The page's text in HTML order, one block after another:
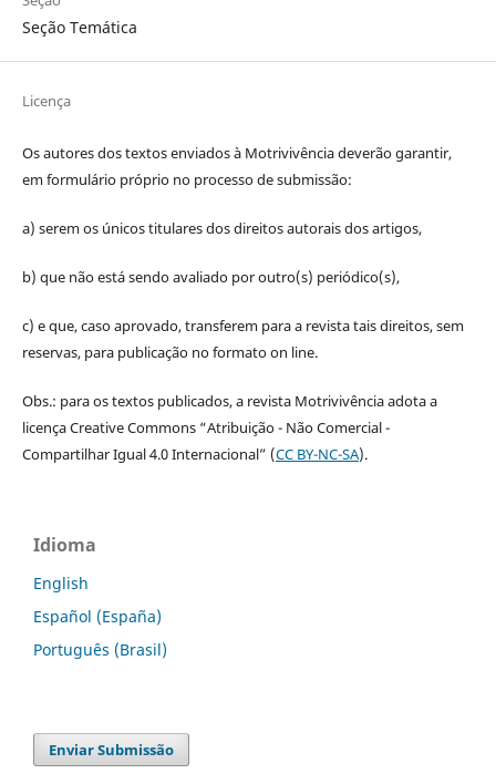
Seção Temática
Licença
Os autores dos textos enviados à Motrivivência deverão garantir,
em formulário próprio no processo de submissão:
a) serem os únicos titulares dos direitos autorais dos artigos,
b) que não está sendo avaliado por outro(s) periódico(s),
c) e que, caso aprovado, transferem para a revista tais direitos, sem
reservas, para publicação no formato on line.
Obs.: para os textos publicados, a revista Motrivivência adota a
licença Creative Commons “Atribuição - Não Comercial -
Compartilhar Igual 4.0 Internacional” (CC BY-NC-SA).
Idioma
English
Español (España)
Português (Brasil)
Enviar Submissão